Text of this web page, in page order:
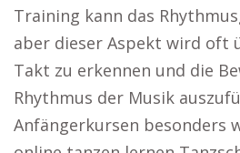
Training kann das
aber dieser Aspekt wird oft
Takt zu erkennen und die
Rhythmus der Musik
Anfängerkursen besonders